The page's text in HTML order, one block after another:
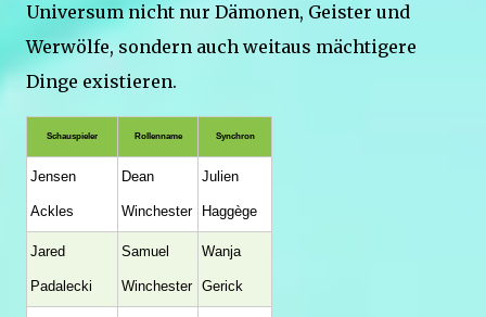
Universum nicht nur Dämonen, Geister und
Werwölfe, sondern auch weitaus mächtigere
Dinge existieren.
Schauspieler Rollenname Synchron
Jensen
Ackles
Dean
Winchester
Julien
Haggège
Jared
Padalecki
Samuel
Winchester
Wanja
Gerick